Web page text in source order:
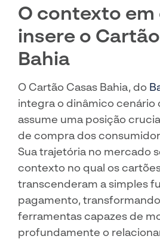
O contexto em
insere o
Bahia
O Cartão Casas Bahia, do
integra o dinâmico cenário
assume uma posição
de compra dos
Sua trajetória no mercado
contexto no qual os
transcenderam a simples
pagamento,
ferramentas capazes de
profundamente o